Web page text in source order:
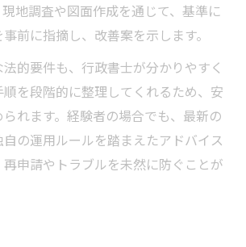
地調査や図面作成を通じて、基準に
前に指摘し、改善案を示します。
的要件も、行政書士が分かりやすく
を段階的に整理してくれるため、安
れます。経験者の場合でも、最新の
の運用ルールを踏まえたアドバイス
申請やトラブルを未然に防ぐことが